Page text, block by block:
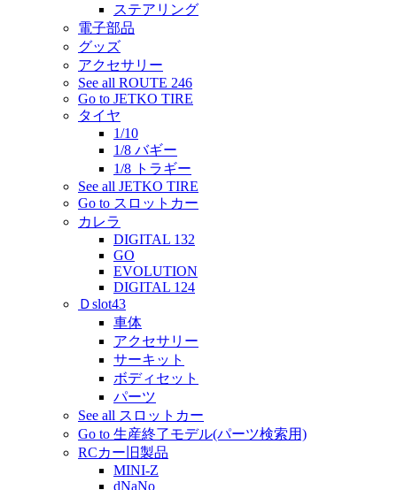
ステアリング
電子部品
グッズ
アクセサリー
See all ROUTE 246
Go to JETKO TIRE
タイヤ
1/10
1/8 バギー
1/8 トラギー
See all JETKO TIRE
Go to スロットカー
カレラ
DIGITAL 132
GO
EVOLUTION
DIGITAL 124
Ｄslot43
車体
アクセサリー
サーキット
ボディセット
パーツ
See all スロットカー
Go to 生産終了モデル(パーツ検索用)
RCカー旧製品
MINI-Z
dNaNo